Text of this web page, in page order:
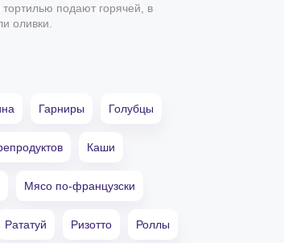
подают горячей, в
оливки.
Гарниры Голубцы
Каши
Мясо по-французски
Рататуй Ризотто Роллы